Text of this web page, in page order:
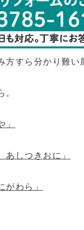
方すら分かり難い
。
しつきおに」
わら」